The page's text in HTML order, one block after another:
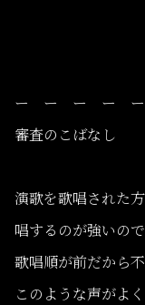
ー ー ー ー ー
審査のこばなし
演歌を歌唱された
唱するのが強いので
歌唱順が前だから
このような声がよく